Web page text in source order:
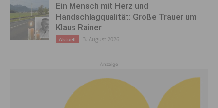
Ein Mensch mit Herz und
Handschlagqualität: Große Trauer um
Klaus Rainer
Aktuell 3. August 2026
Anzeige